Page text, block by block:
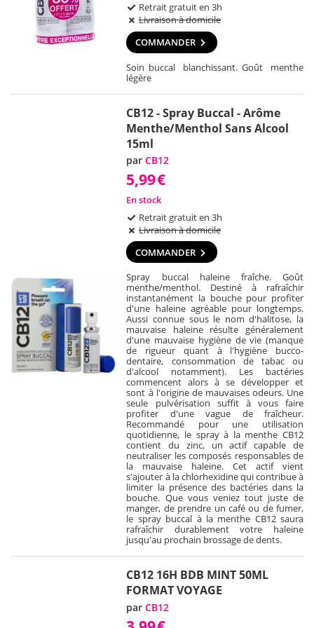
Retrait gratuit en 3h
Livraison à domicile
COMMANDER
Soin buccal blanchissant. Goût menthe
légère
CB12 - Spray Buccal - Arôme
Menthe/Menthol Sans Alcool
15ml
parCB12
5,99€
En stock
Retrait gratuit en 3h
Livraison à domicile
COMMANDER
Spray buccal haleine fraîche. Goût
menthe/menthol. Destiné à rafraîchir
instantanément la bouche pour profiter
d'une haleine agréable pour longtemps.
Aussi connue sous le nom d'halitose, la
mauvaise haleine résulte généralement
d'une mauvaise hygiène de vie (manque
de rigueur quant à l'hygiène bucco-
dentaire, consommation de tabac ou
d'alcool notamment). Les bactéries
commencent alors à se développer et
sont à l'origine de mauvaises odeurs. Une
seule pulvérisation suffit à vous faire
profiter d'une vague de fraîcheur.
Recommandé pour une utilisation
quotidienne, le spray à la menthe CB12
contient du zinc, un actif capable de
neutraliser les composés responsables de
la mauvaise haleine. Cet actif vient
s'ajouter à la chlorhexidine qui contribue à
limiter la présence des bactéries dans la
bouche. Que vous veniez tout juste de
manger, de prendre un café ou de fumer,
le spray buccal à la menthe CB12 saura
rafraîchir durablement votre haleine
jusqu'au prochain brossage de dents.
CB12 16H BDB MINT 50ML
FORMAT VOYAGE
parCB12